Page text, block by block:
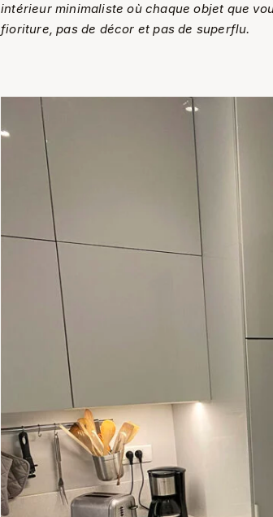
intérieur minimaliste où chaque objet que
fioriture, pas de décor et pas de superflu.